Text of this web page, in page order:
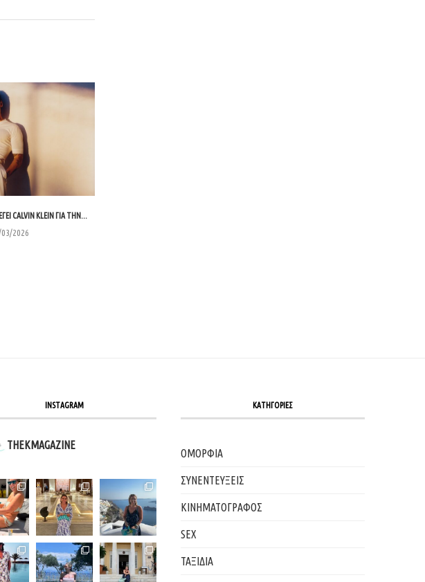
CALVIN KLEIN ΓΙΑ ΤΗΝ...
2026
INSTAGRAM
THEKMAGAZINE
ΚΑΤΗΓΟΡΙΕΣ
ΟΜΟΡΦΙΑ
ΣΥΝΕΝΤΕΥΞΕΙΣ
ΚΙΝΗΜΑΤΟΓΡΑΦΟΣ
SEX
ΤΑΞΙΔΙΑ